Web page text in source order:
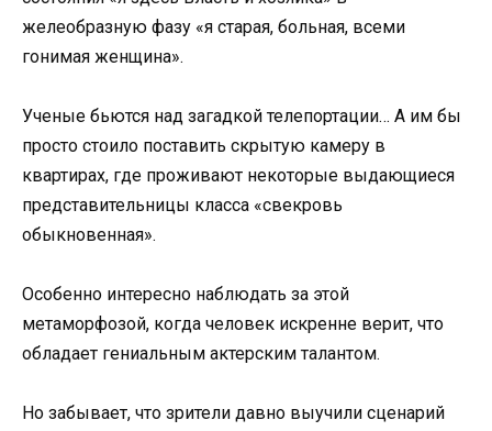
желеобразную фазу «я старая, больная, всеми
гонимая женщина».
Ученые бьются над загадкой телепортации… А им бы
просто стоило поставить скрытую камеру в
квартирах, где проживают некоторые выдающиеся
представительницы класса «свекровь
обыкновенная».
Особенно интересно наблюдать за этой
метаморфозой, когда человек искренне верит, что
обладает гениальным актерским талантом.
Но забывает, что зрители давно выучили сценарий